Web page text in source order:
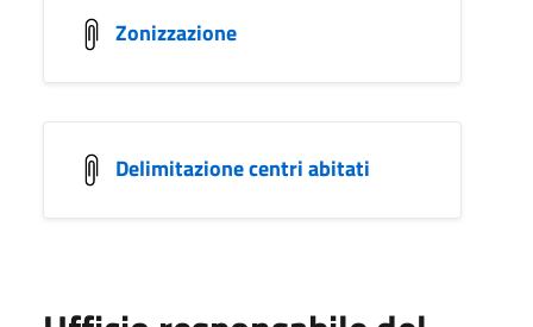
Zonizzazione
Delimitazione centri abitati